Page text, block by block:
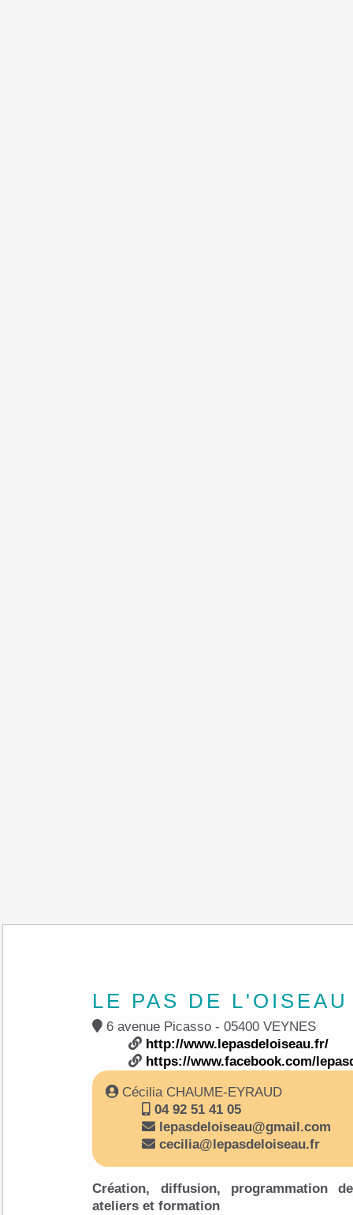
LE PAS DE L'OISEAU
6 avenue Picasso - 05400 VEYNES
http://www.lepasdeloiseau.fr/
https://www.facebook.com/
Cécilia CHAUME-EYRAUD
04 92 51 41 05
lepasdeloiseau@gmail.com
cecilia@lepasdeloiseau.fr
Création, diffusion, programmation
ateliers et formation